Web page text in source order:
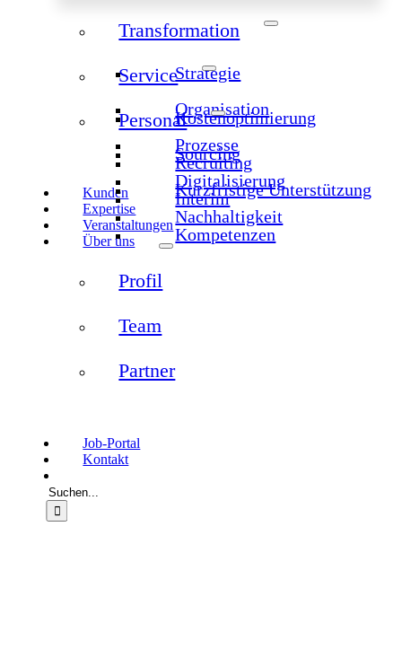
Transformation
Strategie
Organisation
Prozesse
Digitalisierung
Nachhaltigkeit
Service
Kostenoptimierung
Sourcing
Kurzfristige Unterstützung
Personal
Recruiting
Interim
Kompetenzen
Kunden
Expertise
Veranstaltungen
Über uns
Profil
Team
Partner
Job-Portal
Kontakt
Suche
nach: